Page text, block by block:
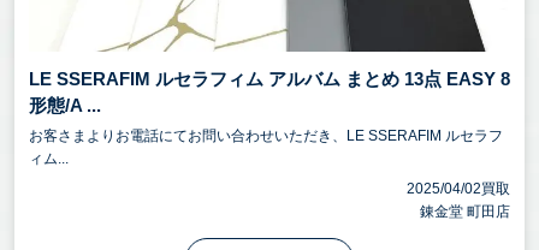
LE SSERAFIM ルセラフィム アルバム まとめ 13点 EASY 8
形態/A ...
お客さまよりお電話にてお問い合わせいただき、LE SSERAFIM ルセラフ
ィム...
2025/04/02買取
錬金堂 町田店